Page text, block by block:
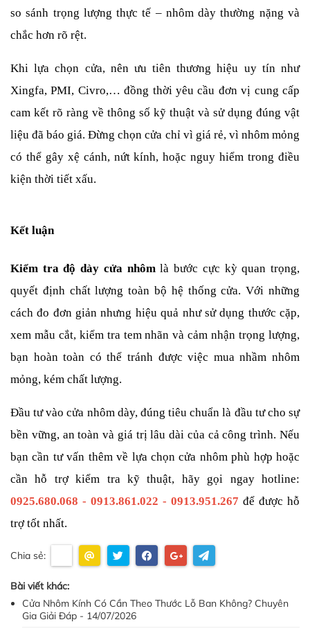
so sánh trọng lượng thực tế – nhôm dày thường nặng và
chắc hơn rõ rệt.
Khi lựa chọn cửa, nên ưu tiên thương hiệu uy tín như
Xingfa, PMI, Civro,… đồng thời yêu cầu đơn vị cung cấp
cam kết rõ ràng về thông số kỹ thuật và sử dụng đúng vật
liệu đã báo giá. Đừng chọn cửa chỉ vì giá rẻ, vì nhôm mỏng
có thể gây xệ cánh, nứt kính, hoặc nguy hiểm trong điều
kiện thời tiết xấu.
Kết luận
Kiểm tra độ dày cửa nhôm là bước cực kỳ quan trọng,
quyết định chất lượng toàn bộ hệ thống cửa. Với những
cách đo đơn giản nhưng hiệu quả như sử dụng thước cặp,
xem mẫu cắt, kiểm tra tem nhãn và cảm nhận trọng lượng,
bạn hoàn toàn có thể tránh được việc mua nhầm nhôm
mỏng, kém chất lượng.
Đầu tư vào cửa nhôm dày, đúng tiêu chuẩn là đầu tư cho sự
bền vững, an toàn và giá trị lâu dài của cả công trình. Nếu
bạn cần tư vấn thêm về lựa chọn cửa nhôm phù hợp hoặc
0925.680.068 - 0913.861.022 - 0913.951.267 để được hỗ
trợ tốt nhất.
Chia sẻ:
Bài viết khác:
Cửa Nhôm Kính Có Cần Theo Thước Lỗ Ban Không? Chuyên
Gia Giải Đáp - 14/07/2026